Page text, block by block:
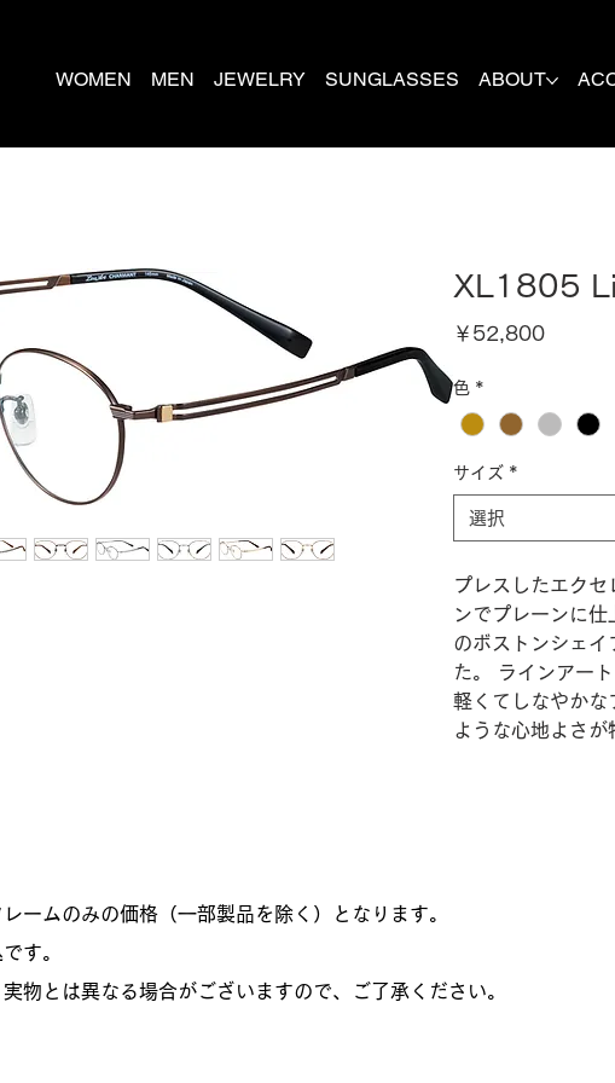
WOMEN MEN JEWELRY SUNGLASSES ABOUT
XL1805
￥52,800価
色 *
サイズ *
選択
プレスしたエク
ンでプレーンに
のボストンシェ
た。 ラインアー
軽くてしなやかな
ような心地よさが
ームのみの価格（一部製品を除く）となります。
す。
物とは異なる場合がございますので、ご了承ください。